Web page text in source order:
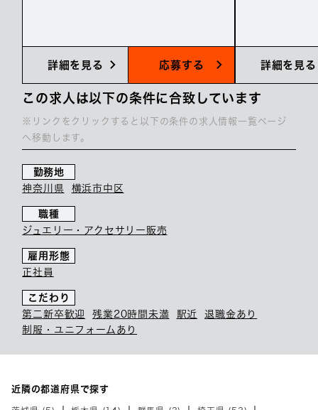
詳細を見る 応募する 詳細を見る
この求人は以下の条件に合致しています
※リンクをクリックすると以下の条件の求人情報一覧ページ
へ移動します。
勤務地
神奈川県
横浜市中区
職種
ジュエリー・アクセサリー販売
雇用形態
正社員
こだわり
第二新卒歓迎
残業20時間未満 駅近
退職金あり
制服・ユニフォームあり
近隣の都道府県で探す